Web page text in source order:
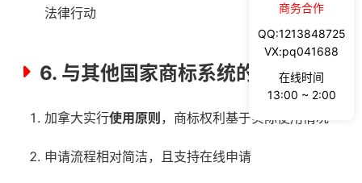
法律行动
6. 与其他国家商标系统的区别
加拿大实行使用原则 ，商标权利基于实际使用情况
申请流程相对简洁，且支持在线申请
商务合作
QQ:1213848725
VX:pq041688
在线时间
13:00 ~ 2:00